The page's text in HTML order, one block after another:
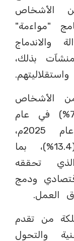
الأشخاص
"مواءمة"
والاندماج
بذلك،
الأشخاص
ذوي الإعاقة ارتفعت من (7.7%) في عام
2016م إلى (14.7%) في عام 2025م،
متجاوزةً المستهدف البالغ (13.4%)، بما
تحققه
ودمج
العمل.
من تقدم
والتحول